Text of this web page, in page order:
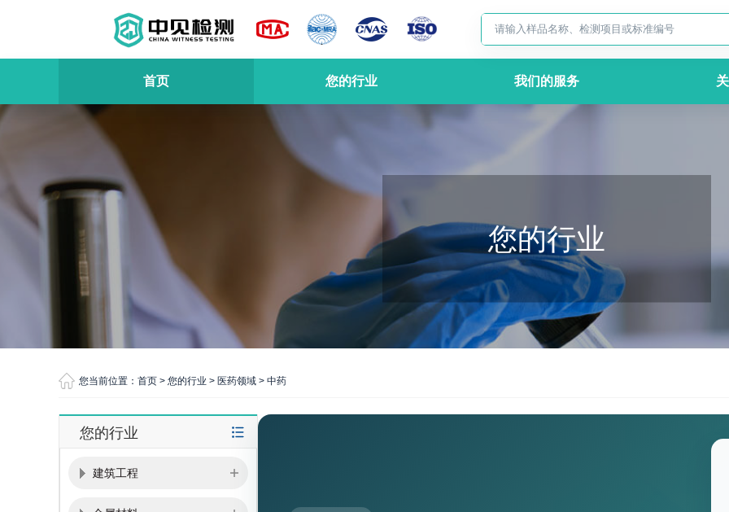
首页 您的行业 我们的服务
您的行业
您当前位置： 首页 > 您的行业 > 医药领域 > 中药
您的行业
建筑工程